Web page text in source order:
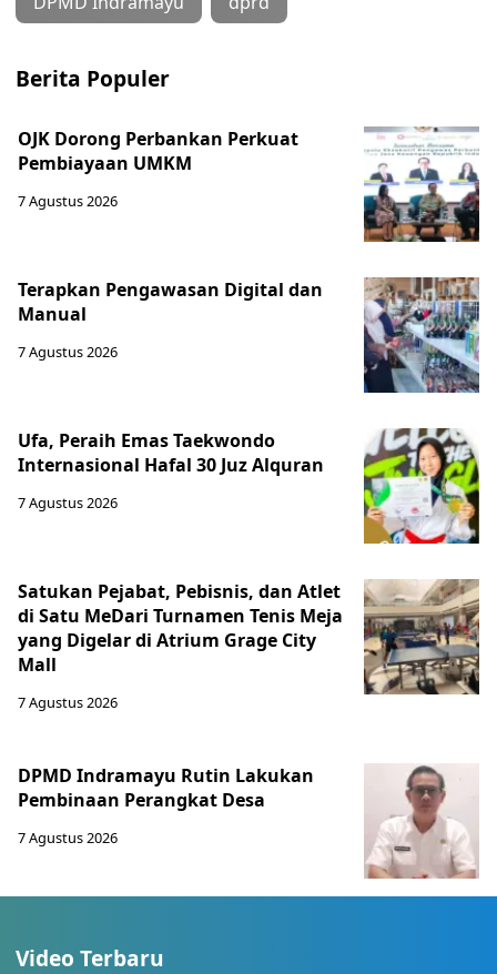
Berita Populer
OJK Dorong Perbankan Perkuat
Pembiayaan UMKM
7 Agustus 2026
Terapkan Pengawasan Digital dan
Manual
7 Agustus 2026
Ufa, Peraih Emas Taekwondo
Internasional Hafal 30 Juz Alquran
7 Agustus 2026
Satukan Pejabat, Pebisnis, dan Atlet
di Satu MeDari Turnamen Tenis Meja
yang Digelar di Atrium Grage City
Mall
7 Agustus 2026
DPMD Indramayu Rutin Lakukan
Pembinaan Perangkat Desa
7 Agustus 2026
Video Terbaru